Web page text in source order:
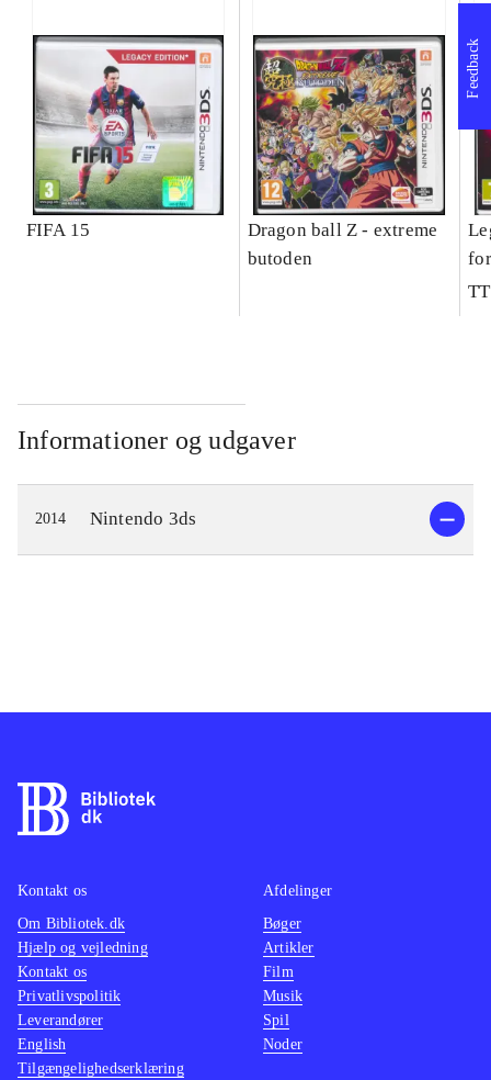
FIFA 15
Dragon ball Z - extreme
butoden
Informationer og udgaver
2014 Nintendo 3ds
Feedback
Kontakt os
Om Bibliotek.dk
Hjælp og vejledning
Kontakt os
Privatlivspolitik
Leverandører
English
Tilgængelighedserklæring
Afdelinger
Bøger
Artikler
Film
Musik
Spil
Noder